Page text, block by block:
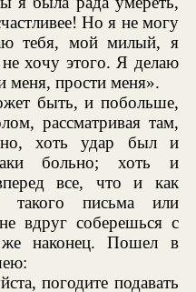
Но я не могу
тебя, мой милый, я
хочу этого. Я делаю
меня, прости меня».
быть, и побольше,
рассматривая там,
хоть удар был и
больно; хоть и
все, что и как
такого письма или
вдруг соберешься с
наконец. Пошел в
погодите подавать